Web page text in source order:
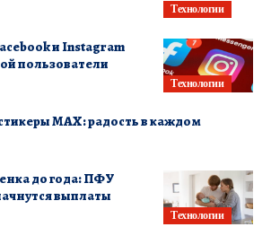
Технологии
Технологии
и Instagram
пользователи
MAX: радость в каждом
Технологии
до года: ПФУ
выплаты